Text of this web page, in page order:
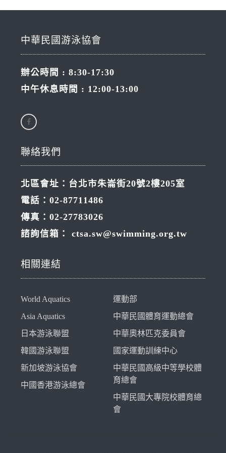
中華民國游泳協會
辦公時間 : 8:30-17:30
中午休息時間 : 12:00-13:00
聯絡我們
北區會址：台北市朱崙街20號2樓205室
電話：02-87711486
傳真：02-27783026
諮詢信箱：ctsa.sw@swimming.org.tw
相關連結
World Aquatics
Asia Aquatics
日本游泳聯盟
韓國游泳聯盟
新加坡游泳協會
中國香港游泳總會
運動部
中華民國體育運動總會
中華奧林匹克委員會
國家運動訓練中心
中華民國高級中等學校體
育總會
中華民國大專院校體育總
會